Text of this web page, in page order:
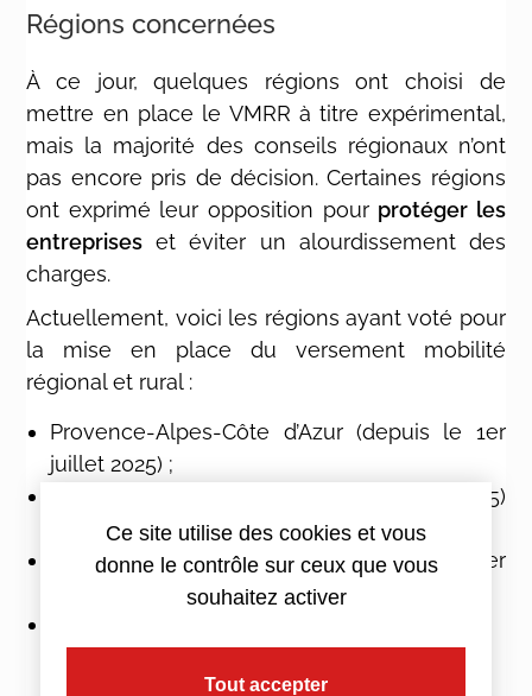
Régions concernées
À ce jour, quelques régions ont choisi de
mettre en place le VMRR à titre expérimental,
mais la majorité des conseils régionaux n’ont
pas encore pris de décision. Certaines régions
ont exprimé leur opposition pour protéger les
entreprises et éviter un alourdissement des
charges.
Actuellement, voici les régions ayant voté pour
la mise en place du versement mobilité
régional et rural :
Provence-Alpes-Côte d’Azur (depuis le 1er
juillet 2025) ;
Occitanie (à compter du 1er novembre 2025)
Centre-Val de Loire (à partir du 1er janvier
Ce site utilise des cookies et vous
donne le contrôle sur ceux que vous
souhaitez activer
Tout accepter